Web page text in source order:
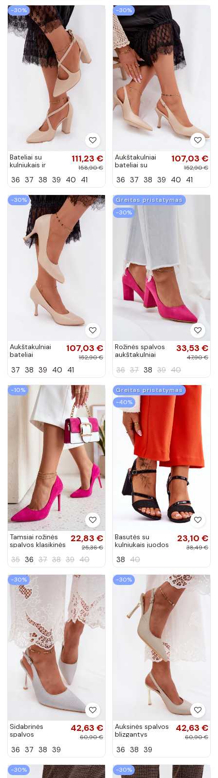
−30%
Bateliai su
kulniukais ir
smėlio spalvos
111,23 €
158,90 €
36 37 38 39 40 41
−30%
Aukštakulniai
bateliai su
Zazoo 1127
107,03 €
152,90 €
36 37 38 39 40 41
−30%
Aukštakulniai
bateliai
smėlio spalvos
107,03 €
152,90 €
37 38 39 40 41
Greitas pristatymas
−30%
Rožinės spalvos
aukštakulniai
dirbtinės zomšos
33,53 €
47,90 €
36 37 38 39 40
−10%
Tamsiai rožinės
spalvos klasikinės
22,83 €
25,36 €
35 36 37 38 39 40
Greitas pristatymas
−40%
Basutės su
kulniukais juodos
23,10 €
38,49 €
38 40
−30%
Sidabrinės
spalvos
aukštakulniai
kulnimi Marcella
42,63 €
60,90 €
36 37 38 39
−30%
Auksinės spalvos
blizgantys
bateliai su atvira
42,63 €
60,90 €
36 38 39
−30% −30%